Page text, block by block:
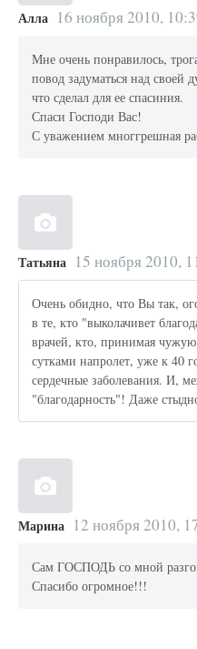
Алла 16 ноября 2010,
Мне очень понравилось,
повод задуматься над
что сделал для ее спасиния.
Спаси Господи Вас!
С уважением многгрешная
Татьяна 15 ноября 2010,
Очень обидно, что Вы так,
в те, кто "выколачивет
врачей, кто, принимая
сутками напролет, уже к 40
сердечные заболевания. И,
"благодарность"! Даже
Марина 12 ноября 2010,
Сам ГОСПОДЬ со мной
Спасибо огромное!!!